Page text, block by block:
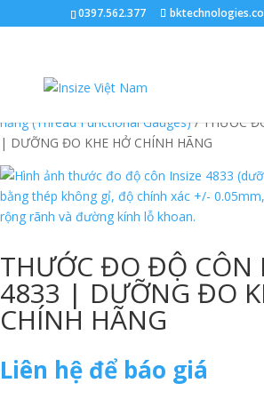
0397.562.377
Trang chủ/Sản Phẩm/Dụng Cụ Đo Lường
năng (Thread Functional Gauges)/ THƯỚC
| DƯỠNG ĐO KHE HỞ CHÍNH HÃNG
THƯỚC ĐO ĐỘ CÔN
4833 | DƯỠNG ĐO
CHÍNH HÃNG
Liên hệ để báo giá